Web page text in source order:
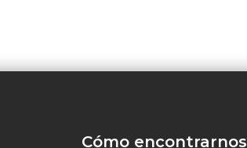
Cómo encontrarnos